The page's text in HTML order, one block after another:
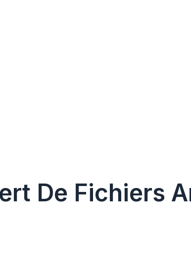
De Fichiers